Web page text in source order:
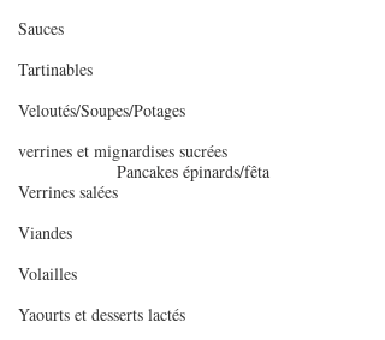
Sauces
Tartinables
Veloutés/Soupes/Potages
verrines et mignardises sucrées
Verrines salées
Viandes
Volailles
Yaourts et desserts lactés
Pancakes épinards/fêta